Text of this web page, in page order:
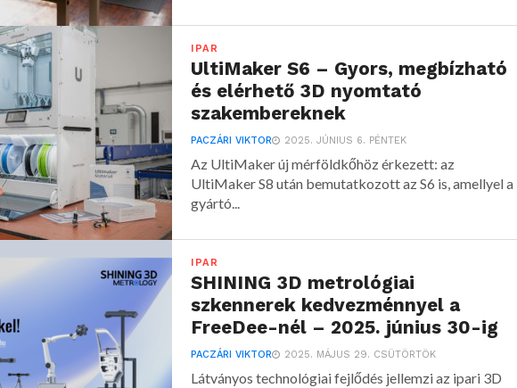
IPAR
UltiMaker S6 – Gyors, megbízható
és elérhető 3D nyomtató
szakembereknek
PACZÁRI VIKTOR 2025. JÚNIUS 6. PÉNTEK
Az UltiMaker új mérföldkőhöz érkezett: az
UltiMaker S8 után bemutatkozott az S6 is, amellyel a
gyártó...
IPAR
SHINING 3D metrológiai
szkennerek kedvezménnyel a
FreeDee-nél – 2025. június 30-ig
PACZÁRI VIKTOR 2025. MÁJUS 29. CSÜTÖRTÖK
Látványos technológiai fejlődés jellemzi az ipari 3D